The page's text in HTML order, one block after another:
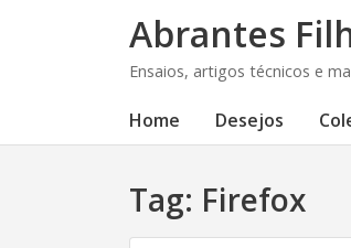
Abrantes
Ensaios, artigos técnicos e
Home Desejos
Tag: Firefox